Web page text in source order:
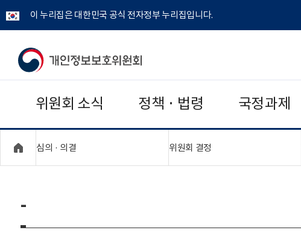
이 누리집은 대한민국 공식 전자정부 누리집입니다.
개
보
보
위
위원회 소식 정책 · 법령 국정과제
심의 · 의결 위원회 결정
-